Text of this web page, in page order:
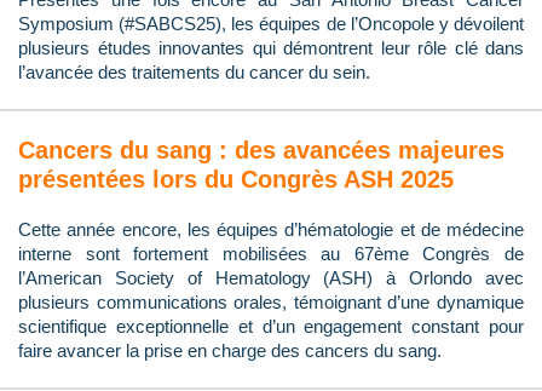
Symposium (#SABCS25), les équipes de l’Oncopole y dévoilent
plusieurs études innovantes qui démontrent leur rôle clé dans
l’avancée des traitements du cancer du sein.
Cancers du sang : des avancées majeures
présentées lors du Congrès ASH 2025
Cette année encore, les équipes d’hématologie et de médecine
interne sont fortement mobilisées au 67ème Congrès de
l’American Society of Hematology (ASH) à Orlondo avec
plusieurs communications orales, témoignant d’une dynamique
scientifique exceptionnelle et d’un engagement constant pour
faire avancer la prise en charge des cancers du sang.